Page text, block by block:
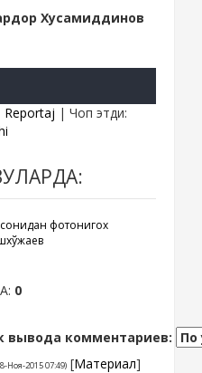
Хусамиддинов
| Чоп этди:
фотонигох
0
вывода комментариев:
Ноя-2015 07:49) [Материал]